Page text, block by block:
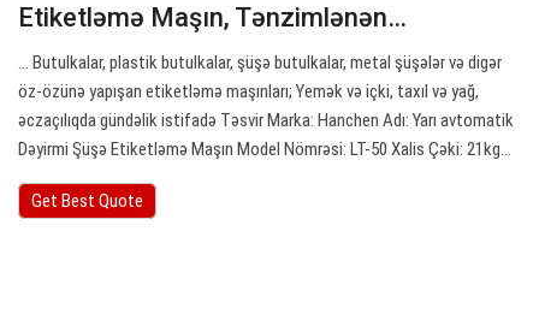
Etiketləmə Maşın, Tənzimlənən…
… Butulkalar, plastik butulkalar, şüşə butulkalar, metal şüşələr və digər
öz-özünə yapışan etiketləmə maşınları; Yemək və içki, taxıl və yağ,
əczaçılıqda gündəlik istifadə Təsvir Marka: Hanchen Adı: Yarı avtomatik
Dəyirmi Şüşə Etiketləmə Maşın Model Nömrəsi: LT-50 Xalis Çəki: 21kg…
Get Best Quote